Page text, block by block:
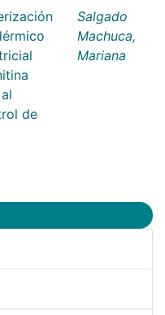
de
Salgado
Machuca,
Mariana